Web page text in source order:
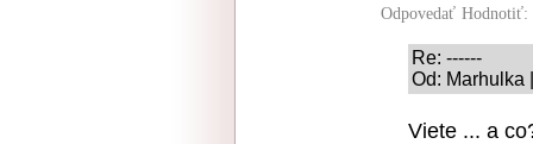
Odpovedať Hodnotiť:
Re: ------
Od: Marhulka
Viete ... a